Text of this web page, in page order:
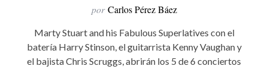
por Carlos Pérez Báez
Marty Stuart and his Fabulous Superlatives con el
batería Harry Stinson, el guitarrista Kenny Vaughan y
el bajista Chris Scruggs, abrirán los 5 de 6 conciertos